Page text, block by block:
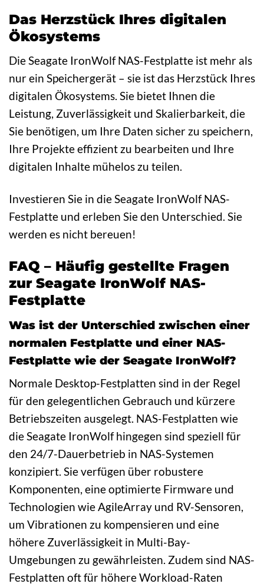
Das Herzstück Ihres digitalen
Ökosystems
Die Seagate IronWolf NAS-Festplatte ist mehr als
nur ein Speichergerät – sie ist das Herzstück Ihres
digitalen Ökosystems. Sie bietet Ihnen die
Leistung, Zuverlässigkeit und Skalierbarkeit, die
Sie benötigen, um Ihre Daten sicher zu speichern,
Ihre Projekte effizient zu bearbeiten und Ihre
digitalen Inhalte mühelos zu teilen.
Investieren Sie in die Seagate IronWolf NAS-
Festplatte und erleben Sie den Unterschied. Sie
werden es nicht bereuen!
FAQ – Häufig gestellte Fragen
zur Seagate IronWolf NAS-
Festplatte
Was ist der Unterschied zwischen einer
normalen Festplatte und einer NAS-
Festplatte wie der Seagate IronWolf?
Normale Desktop-Festplatten sind in der Regel
für den gelegentlichen Gebrauch und kürzere
Betriebszeiten ausgelegt. NAS-Festplatten wie
die Seagate IronWolf hingegen sind speziell für
den 24/7-Dauerbetrieb in NAS-Systemen
konzipiert. Sie verfügen über robustere
Komponenten, eine optimierte Firmware und
Technologien wie AgileArray und RV-Sensoren,
um Vibrationen zu kompensieren und eine
höhere Zuverlässigkeit in Multi-Bay-
Umgebungen zu gewährleisten. Zudem sind NAS-
Festplatten oft für höhere Workload-Raten